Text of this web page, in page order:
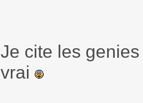
Je cite les
vrai